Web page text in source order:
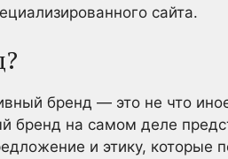
сайта.
бренд — это не что
бренд на самом деле
и этику, которые